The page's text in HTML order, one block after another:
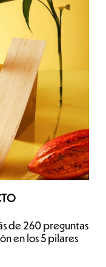
de 260 preguntas
en los 5 pilares